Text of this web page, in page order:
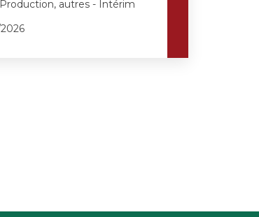
autres - Intérim